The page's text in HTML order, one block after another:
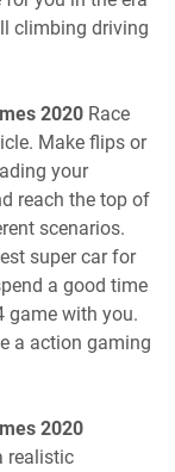
climbing driving
2020 Race
Make flips or
your
reach the top of
scenarios.
super car for
a good time
game with you.
a action gaming
2020
realistic